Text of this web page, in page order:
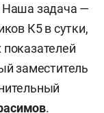
Наша задача —
К5 в сутки,
заместитель
.